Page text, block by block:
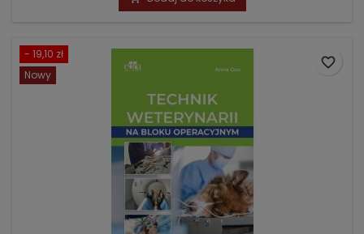
- 19,10 zł
Nowy
favorite_border